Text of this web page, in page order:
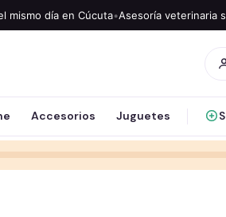
mismo día en Cúcuta•Asesoría veterinaria
Accesorios Juguetes